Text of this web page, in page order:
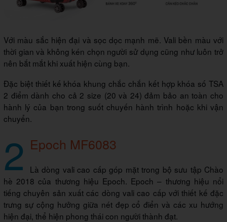
Với màu sắc hiện đại và sọc dọc mạnh mẽ. Vali bền màu với
thời gian và không kén chọn người sử dụng cũng như luôn trở
nên bắt mắt khi xuất hiện cùng bạn.
Đặc biệt thiết kế khóa khung chắc chắn kết hợp khóa số TSA
2 điểm dành cho cả 2 size (20 và 24) đảm bảo an toàn cho
hành lý của bạn trong suốt chuyến hành trình hoặc khi vận
chuyển.
2 Epoch MF6083
Là dòng vali cao cấp góp mặt trong bộ sưu tập Chào
hè 2018 của thương hiệu Epoch. Epoch – thương hiệu nổi
tiếng chuyên sản xuất các dòng vali cao cấp với thiết kế đặc
trưng sự cộng hưởng giữa nét đẹp cổ điển và các xu hướng
hiện đại, thể hiện phong thái con người thành đạt.